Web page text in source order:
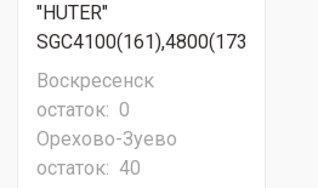
"HUTER"
Воскресенск
остаток: 0
Орехово-Зуево
остаток: 40